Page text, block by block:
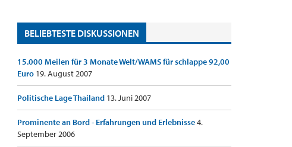
BELIEBTESTE DISKUSSIONEN
15.000 Meilen für 3 Monate Welt/WAMS für schlappe 92,00
Euro 19. August 2007
Politische Lage Thailand 13. Juni 2007
Prominente an Bord - Erfahrungen und Erlebnisse4.
September 2006